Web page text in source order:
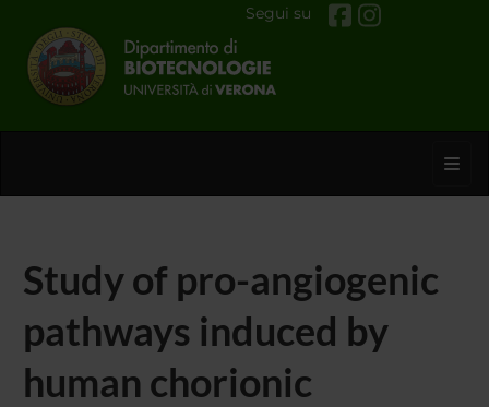
Segui su
Study of pro-angiogenic
pathways induced by
human chorionic